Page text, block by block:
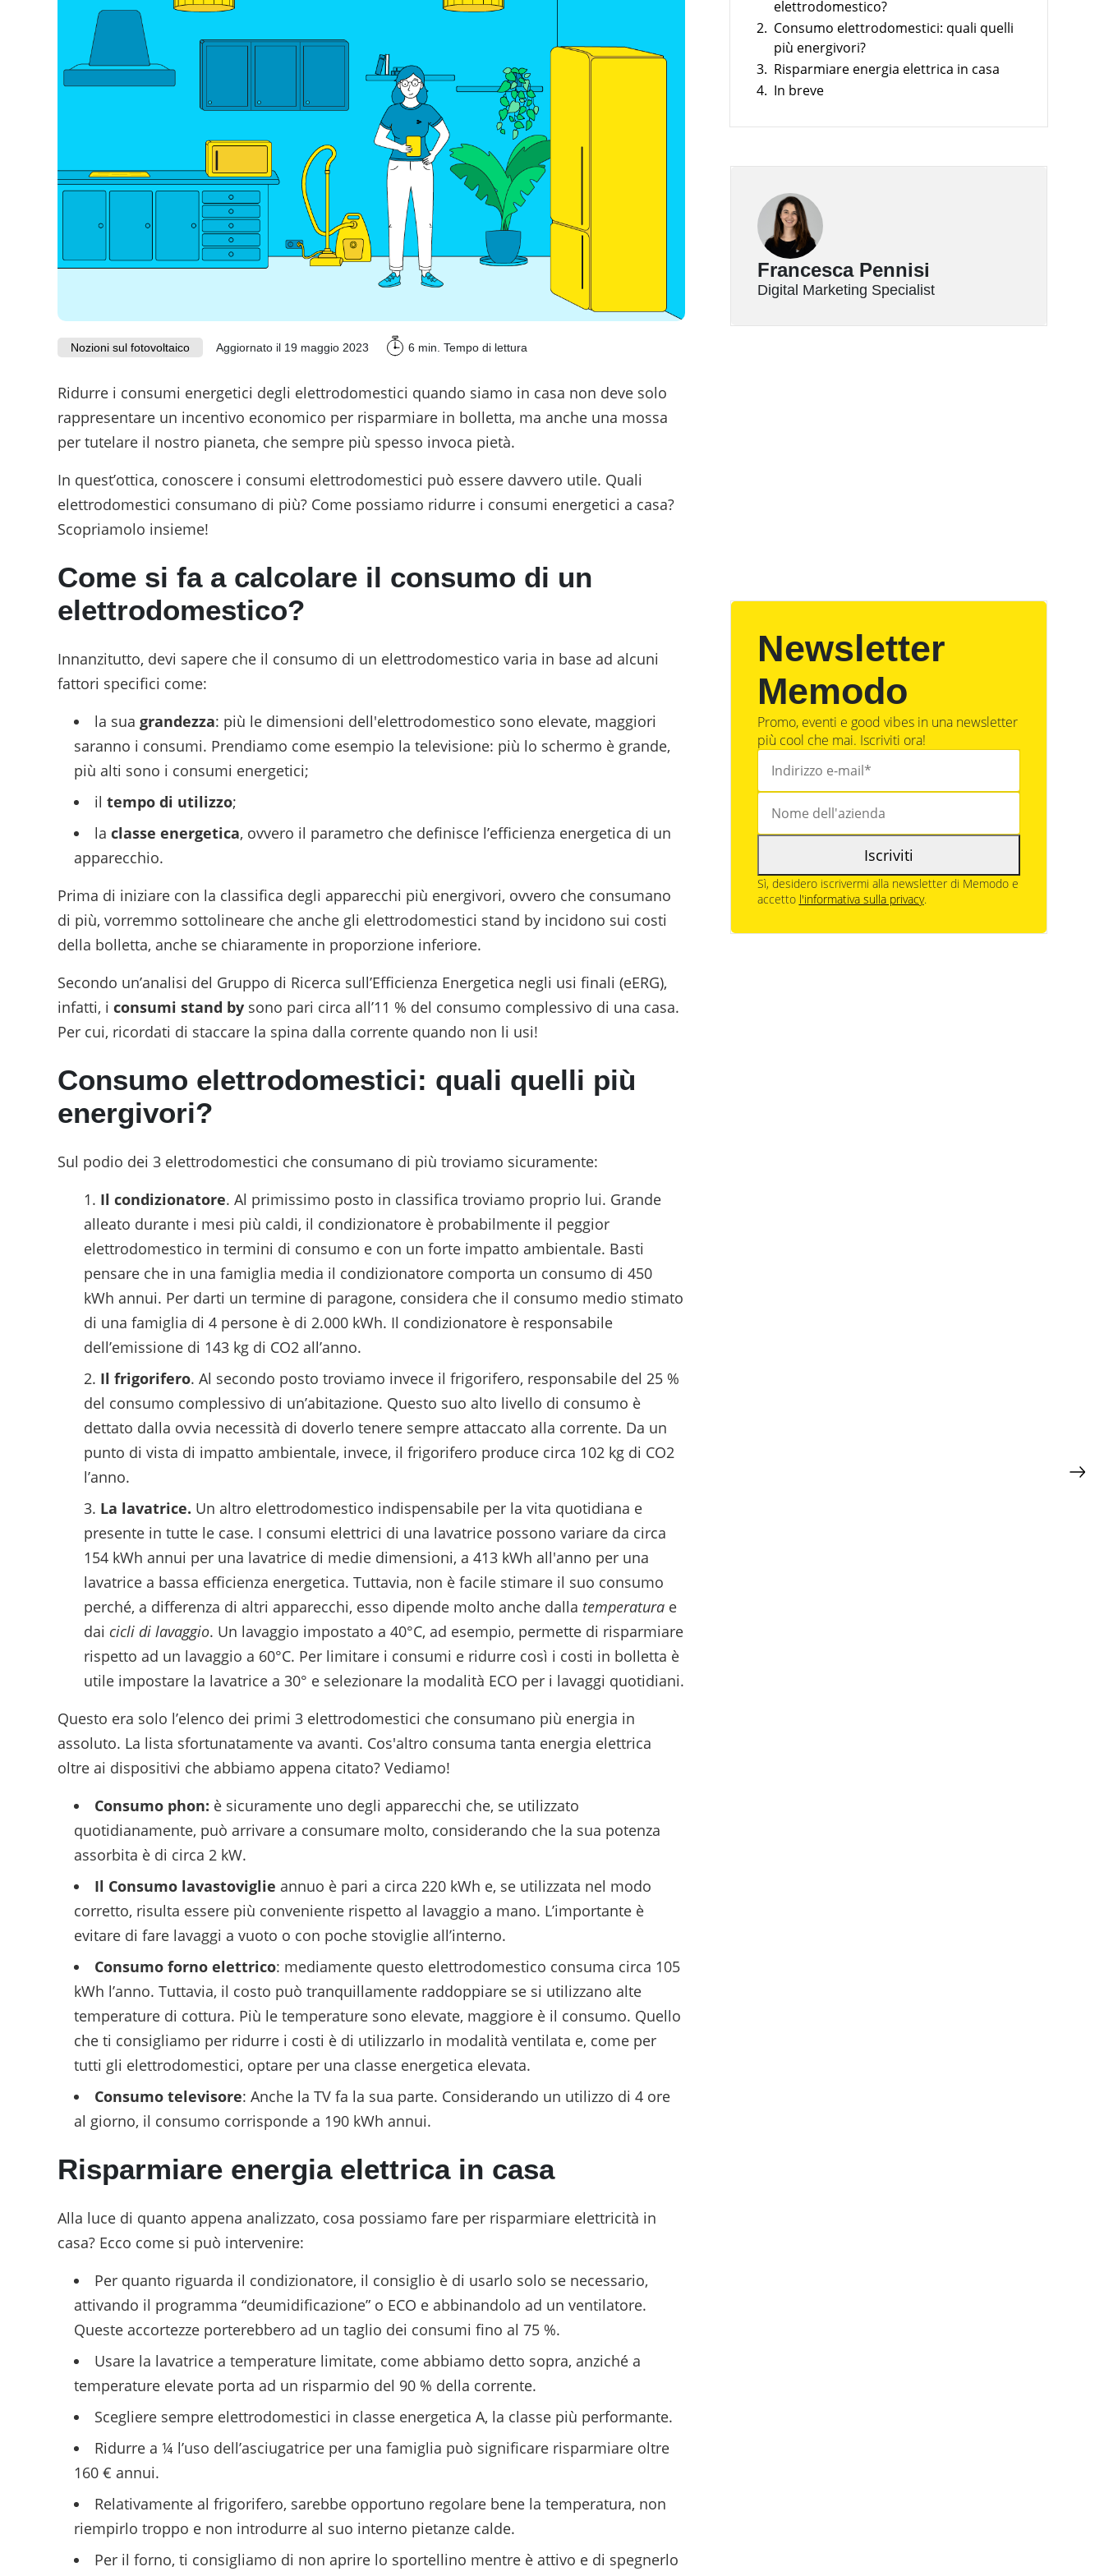
Nozioni sul fotovoltaico Aggiornato il 19 maggio 2023 6 min. Tempo di lettura
Ridurre i consumi energetici degli elettrodomestici quando siamo in casa non deve solo
rappresentare un incentivo economico per risparmiare in bolletta, ma anche una mossa
per tutelare il nostro pianeta, che sempre più spesso invoca pietà.
In quest’ottica, conoscere i consumi elettrodomestici può essere davvero utile. Quali
elettrodomestici consumano di più? Come possiamo ridurre i consumi energetici a casa?
Scopriamolo insieme!
elettrodomestico?
2. Consumo elettrodomestici: quali quelli
più energivori?
3. Risparmiare energia elettrica in casa
4. In breve
Francesca Pennisi
Digital Marketing Specialist
Come si fa a calcolare il consumo di un
elettrodomestico?
Innanzitutto, devi sapere che il consumo di un elettrodomestico varia in base ad alcuni
fattori specifici come:
la sua grandezza: più le dimensioni dell'elettrodomestico sono elevate, maggiori
saranno i consumi. Prendiamo come esempio la televisione: più lo schermo è grande,
più alti sono i consumi energetici;
il tempo di utilizzo;
la classe energetica, ovvero il parametro che definisce l’efficienza energetica di un
apparecchio.
Prima di iniziare con la classifica degli apparecchi più energivori, ovvero che consumano
di più, vorremmo sottolineare che anche gli elettrodomestici stand by incidono sui costi
della bolletta, anche se chiaramente in proporzione inferiore.
Secondo un’analisi del Gruppo di Ricerca sull’Efficienza Energetica negli usi finali (eERG),
infatti, i consumi stand bysono pari circa all’11 % del consumo complessivo di una casa.
Per cui, ricordati di staccare la spina dalla corrente quando non li usi!
Consumo elettrodomestici: quali quelli più
energivori?
Sul podio dei 3 elettrodomestici che consumano di più troviamo sicuramente:
Il condizionatore. Al primissimo posto in classifica troviamo proprio lui. Grande
alleato durante i mesi più caldi, il condizionatore è probabilmente il peggior
elettrodomestico in termini di consumo e con un forte impatto ambientale. Basti
pensare che in una famiglia media il condizionatore comporta un consumo di 450
kWh annui. Per darti un termine di paragone, considera che il consumo medio stimato
di una famiglia di 4 persone è di 2.000 kWh. Il condizionatore è responsabile
dell’emissione di 143 kg di CO2 all’anno.
Il frigorifero. Al secondo posto troviamo invece il frigorifero, responsabile del 25 %
del consumo complessivo di un’abitazione. Questo suo alto livello di consumo è
dettato dalla ovvia necessità di doverlo tenere sempre attaccato alla corrente. Da un
punto di vista di impatto ambientale, invece, il frigorifero produce circa 102 kg di CO2
l’anno.
La lavatrice. Un altro elettrodomestico indispensabile per la vita quotidiana e
presente in tutte le case. I consumi elettrici di una lavatrice possono variare da circa
154 kWh annui per una lavatrice di medie dimensioni, a 413 kWh all'anno per una
lavatrice a bassa efficienza energetica. Tuttavia, non è facile stimare il suo consumo
perché, a differenza di altri apparecchi, esso dipende molto anche dalla temperatura e
dai cicli di lavaggio. Un lavaggio impostato a 40°C, ad esempio, permette di risparmiare
rispetto ad un lavaggio a 60°C. Per limitare i consumi e ridurre così i costi in bolletta è
utile impostare la lavatrice a 30° e selezionare la modalità ECO per i lavaggi quotidiani.
Questo era solo l’elenco dei primi 3 elettrodomestici che consumano più energia in
assoluto. La lista sfortunatamente va avanti. Cos'altro consuma tanta energia elettrica
oltre ai dispositivi che abbiamo appena citato? Vediamo!
Consumo phon: è sicuramente uno degli apparecchi che, se utilizzato
quotidianamente, può arrivare a consumare molto, considerando che la sua potenza
assorbita è di circa 2 kW.
Il Consumo lavastoviglie annuo è pari a circa 220 kWh e, se utilizzata nel modo
corretto, risulta essere più conveniente rispetto al lavaggio a mano. L’importante è
evitare di fare lavaggi a vuoto o con poche stoviglie all’interno.
Consumo forno elettrico: mediamente questo elettrodomestico consuma circa 105
kWh l’anno. Tuttavia, il costo può tranquillamente raddoppiare se si utilizzano alte
temperature di cottura. Più le temperature sono elevate, maggiore è il consumo. Quello
che ti consigliamo per ridurre i costi è di utilizzarlo in modalità ventilata e, come per
tutti gli elettrodomestici, optare per una classe energetica elevata.
Consumo televisore: Anche la TV fa la sua parte. Considerando un utilizzo di 4 ore
al giorno, il consumo corrisponde a 190 kWh annui.
Newsletter
Memodo
Promo, eventi e good vibes in una newsletter
più cool che mai. Iscriviti ora!
Iscriviti
Sì, desidero iscrivermi alla newsletter di Memodo e
accetto l'informativa sulla privacy.
Risparmiare energia elettrica in casa
Alla luce di quanto appena analizzato, cosa possiamo fare per risparmiare elettricità in
casa? Ecco come si può intervenire:
Per quanto riguarda il condizionatore, il consiglio è di usarlo solo se necessario,
attivando il programma “deumidificazione” o ECO e abbinandolo ad un ventilatore.
Queste accortezze porterebbero ad un taglio dei consumi fino al 75 %.
Usare la lavatrice a temperature limitate, come abbiamo detto sopra, anziché a
temperature elevate porta ad un risparmio del 90 % della corrente.
Scegliere sempre elettrodomestici in classe energetica A, la classe più performante.
Ridurre a ¼ l’uso dell’asciugatrice per una famiglia può significare risparmiare oltre
160 € annui.
Relativamente al frigorifero, sarebbe opportuno regolare bene la temperatura, non
riempirlo troppo e non introdurre al suo interno pietanze calde.
Per il forno, ti consigliamo di non aprire lo sportellino mentre è attivo e di spegnerlo